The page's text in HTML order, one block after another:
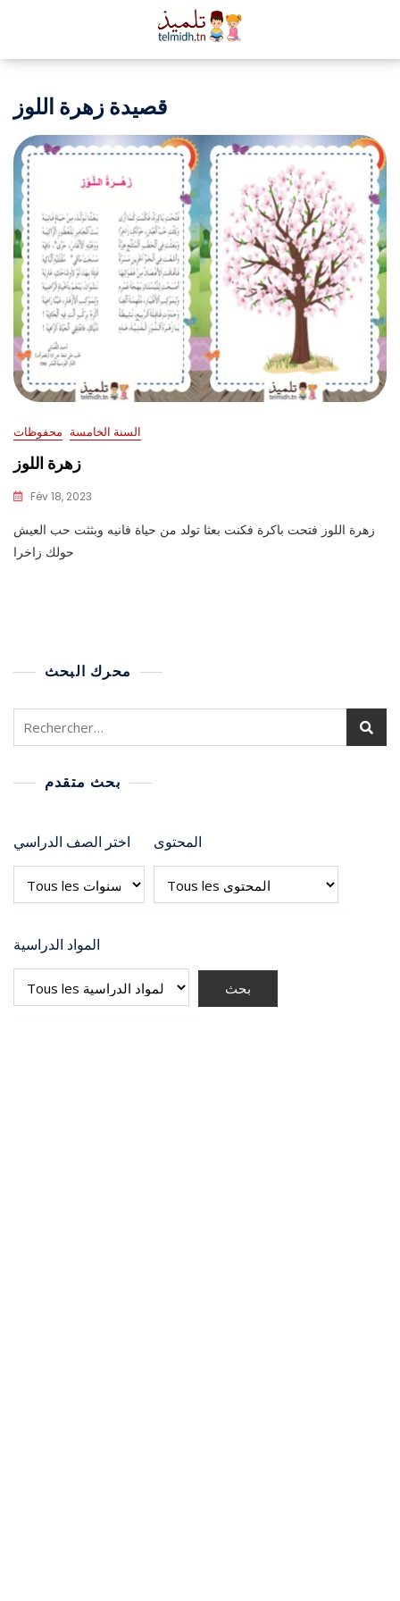
قصيدة زهرة اللوز
السنة الخامسة محفوظات
زهرة اللوز
Fév 18, 2023
زهرة اللوز فتحت باكرة فكنت بعثا تولد من حياة فانيه وبثثت حب العيش
حولك زاخرا
محرك البحث
بحث متقدم
اختر الصف الدراسي المحتوى
المواد الدراسية